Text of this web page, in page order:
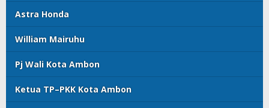
Astra Honda
William Mairuhu
Pj Wali Kota Ambon
Ketua TP–PKK Kota Ambon